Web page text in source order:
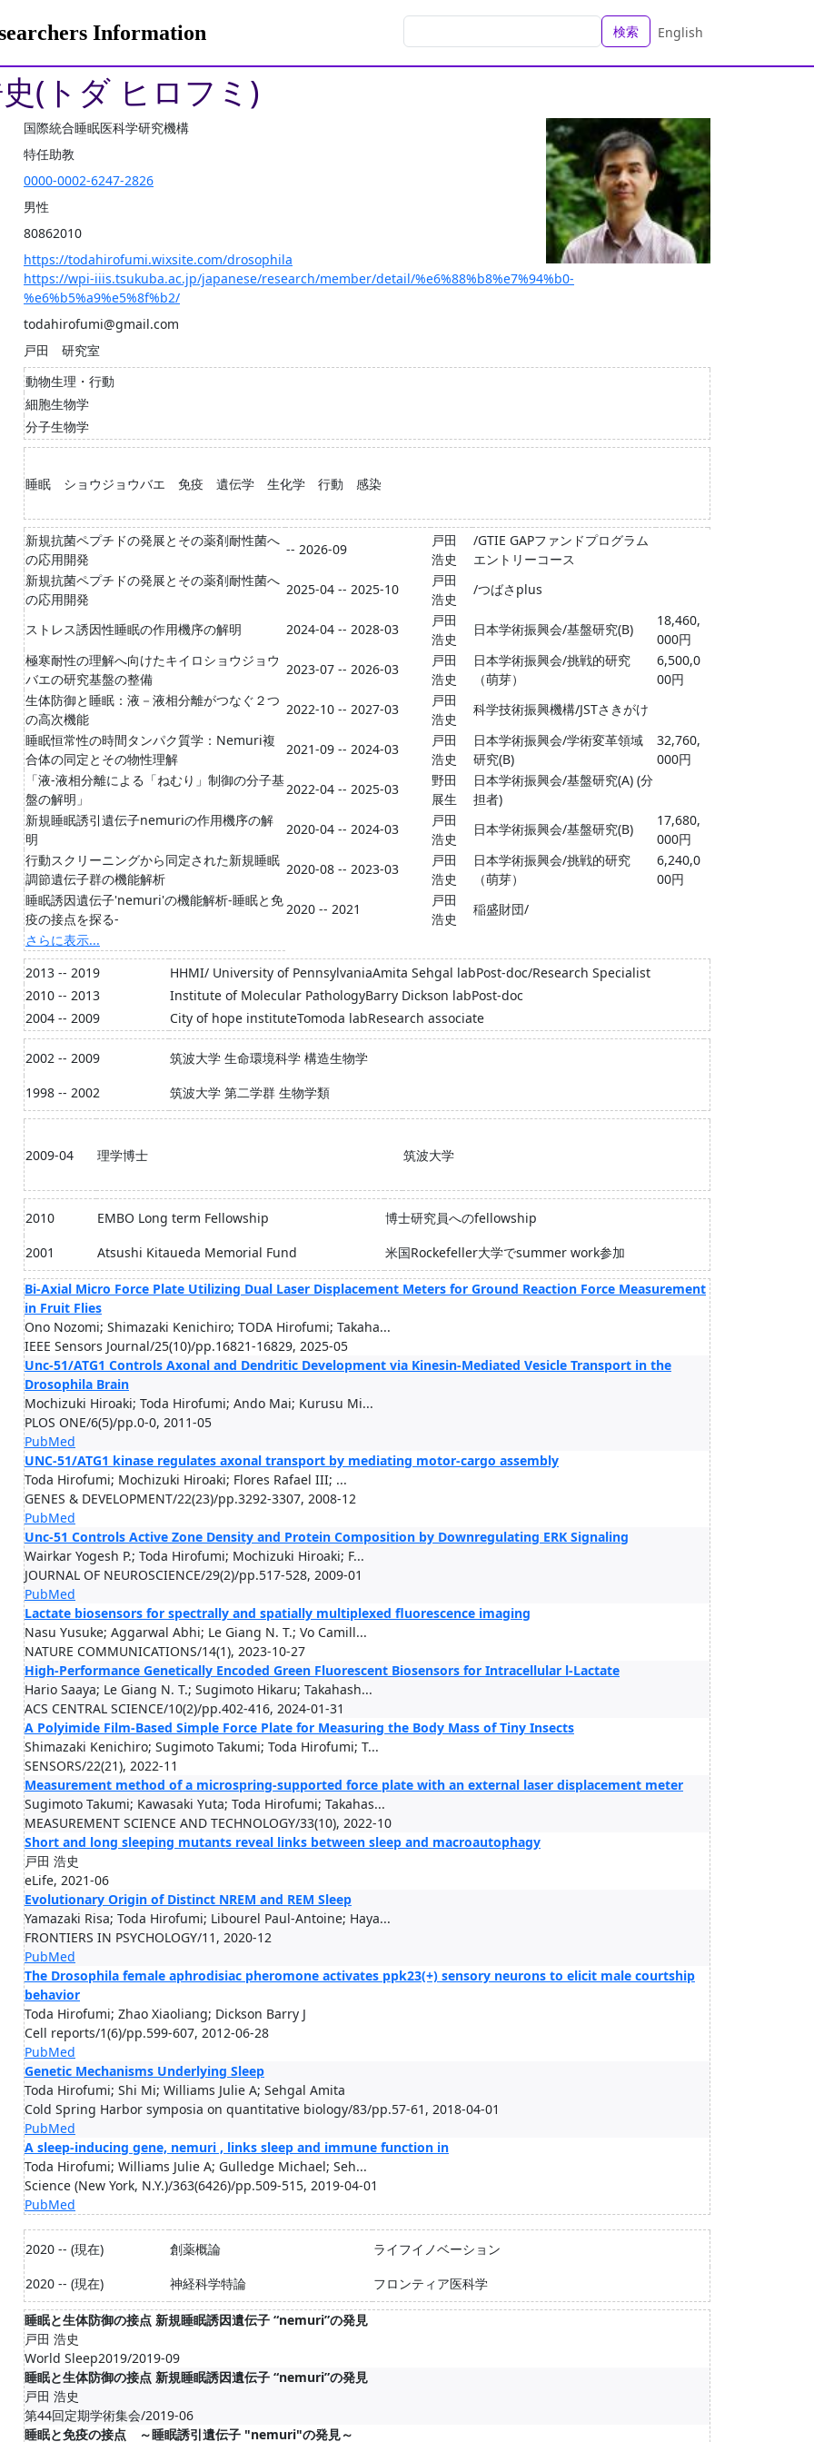
Information 検索 English
(トダ ヒロフミ)
国際統合睡眠医科学研究機構
特任助教
0000-0002-6247-2826
男性
80862010
https://todahirofumi.wixsite.com/drosophila
https://wpi-iiis.tsukuba.ac.jp/japanese/research/member/detail/%e6%88%b8%e7%94%b0-
%e6%b5%a9%e5%8f%b2/
todahirofumi@gmail.com
戸田 研究室
動物生理・行動
細胞生物学
分子生物学
睡眠 ショウジョウバエ 免疫 遺伝学 生化学 行動 感染
新規抗菌ペプチドの発展とその薬剤耐性菌へ
の応用開発
-- 2026-09
戸田
浩史
/GTIE GAPファンドプログラム
エントリーコース
新規抗菌ペプチドの発展とその薬剤耐性菌へ
の応用開発
2025-04 -- 2025-10
戸田
浩史
/つばさplus
ストレス誘因性睡眠の作用機序の解明 2024-04 -- 2028-03
戸田
浩史
日本学術振興会/基盤研究(B)
18,460,
000円
極寒耐性の理解へ向けたキイロショウジョウ
バエの研究基盤の整備
2023-07 -- 2026-03
戸田
浩史
日本学術振興会/挑戦的研究
（萌芽）
6,500,0
00円
生体防御と睡眠：液－液相分離がつなぐ２つ
の高次機能
2022-10 -- 2027-03
戸田
浩史
科学技術振興機構/JSTさきがけ
睡眠恒常性の時間タンパク質学：Nemuri複
合体の同定とその物性理解
2021-09 -- 2024-03
戸田
浩史
日本学術振興会/学術変革領域
研究(B)
32,760,
000円
「液-液相分離による「ねむり」制御の分子基
盤の解明」
2022-04 -- 2025-03
野田
展生
日本学術振興会/基盤研究(A) (分
担者)
新規睡眠誘引遺伝子nemuriの作用機序の解
明
2020-04 -- 2024-03
戸田
浩史
日本学術振興会/基盤研究(B)
17,680,
000円
行動スクリーニングから同定された新規睡眠
調節遺伝子群の機能解析
2020-08 -- 2023-03
戸田
浩史
日本学術振興会/挑戦的研究
（萌芽）
6,240,0
00円
睡眠誘因遺伝子'nemuri'の機能解析-睡眠と免
疫の接点を探る-
2020 -- 2021
戸田
浩史
稲盛財団/
さらに表示...
2013 -- 2019
HHMI/ University of PennsylvaniaAmita Sehgal labPost-doc/Research Specialist
2010 -- 2013
Institute of Molecular PathologyBarry Dickson labPost-doc
2004 -- 2009
City of hope instituteTomoda labResearch associate
2002 -- 2009
筑波大学 生命環境科学 構造生物学
1998 -- 2002
筑波大学 第二学群 生物学類
2009-04 理学博士 筑波大学
2010 EMBO Long term Fellowship
博士研究員へのfellowship
2001
Atsushi Kitaueda Memorial Fund 米国Rockefeller大学でsummer work参加
Bi-Axial Micro Force Plate Utilizing Dual Laser Displacement Meters for Ground Reaction Force Measurement
in Fruit Flies
Ono Nozomi; Shimazaki Kenichiro; TODA Hirofumi; Takaha...
IEEE Sensors Journal/25(10)/pp.16821-16829, 2025-05
Unc-51/ATG1 Controls Axonal and Dendritic Development via Kinesin-Mediated Vesicle Transport in the
Drosophila Brain
Mochizuki Hiroaki; Toda Hirofumi; Ando Mai; Kurusu Mi...
PLOS ONE/6(5)/pp.0-0, 2011-05
PubMed
UNC-51/ATG1 kinase regulates axonal transport by mediating motor-cargo assembly
Toda Hirofumi; Mochizuki Hiroaki; Flores Rafael III; ...
GENES & DEVELOPMENT/22(23)/pp.3292-3307, 2008-12
PubMed
Unc-51 Controls Active Zone Density and Protein Composition by Downregulating ERK Signaling
Wairkar Yogesh P.; Toda Hirofumi; Mochizuki Hiroaki; F...
JOURNAL OF NEUROSCIENCE/29(2)/pp.517-528, 2009-01
PubMed
Lactate biosensors for spectrally and spatially multiplexed fluorescence imaging
Nasu Yusuke; Aggarwal Abhi; Le Giang N. T.; Vo Camill...
NATURE COMMUNICATIONS/14(1), 2023-10-27
High-Performance Genetically Encoded Green Fluorescent Biosensors for Intracellular l-Lactate
Hario Saaya; Le Giang N. T.; Sugimoto Hikaru; Takahash...
ACS CENTRAL SCIENCE/10(2)/pp.402-416, 2024-01-31
A Polyimide Film-Based Simple Force Plate for Measuring the Body Mass of Tiny Insects
Shimazaki Kenichiro; Sugimoto Takumi; Toda Hirofumi; T...
SENSORS/22(21), 2022-11
Measurement method of a microspring-supported force plate with an external laser displacement meter
Sugimoto Takumi; Kawasaki Yuta; Toda Hirofumi; Takahas...
MEASUREMENT SCIENCE AND TECHNOLOGY/33(10), 2022-10
Short and long sleeping mutants reveal links between sleep and macroautophagy
戸田 浩史
eLife, 2021-06
Evolutionary Origin of Distinct NREM and REM Sleep
Yamazaki Risa; Toda Hirofumi; Libourel Paul-Antoine; Haya...
FRONTIERS IN PSYCHOLOGY/11, 2020-12
PubMed
The Drosophila female aphrodisiac pheromone activates ppk23(+) sensory neurons to elicit male courtship
behavior
Toda Hirofumi; Zhao Xiaoliang; Dickson Barry J
Cell reports/1(6)/pp.599-607, 2012-06-28
PubMed
Genetic Mechanisms Underlying Sleep
Toda Hirofumi; Shi Mi; Williams Julie A; Sehgal Amita
Cold Spring Harbor symposia on quantitative biology/83/pp.57-61, 2018-04-01
PubMed
A sleep-inducing gene, nemuri , links sleep and immune function in
Toda Hirofumi; Williams Julie A; Gulledge Michael; Seh...
Science (New York, N.Y.)/363(6426)/pp.509-515, 2019-04-01
PubMed
2020 -- (現在) 創薬概論
ライフイノベーション
2020 -- (現在)
神経科学特論 フロンティア医科学
睡眠と生体防御の接点 新規睡眠誘因遺伝子 “nemuri”の発見
戸田 浩史
World Sleep2019/2019-09
睡眠と生体防御の接点 新規睡眠誘因遺伝子 “nemuri”の発見
戸田 浩史
第44回定期学術集会/2019-06
睡眠と免疫の接点 ～睡眠誘引遺伝子 "nemuri"の発見～